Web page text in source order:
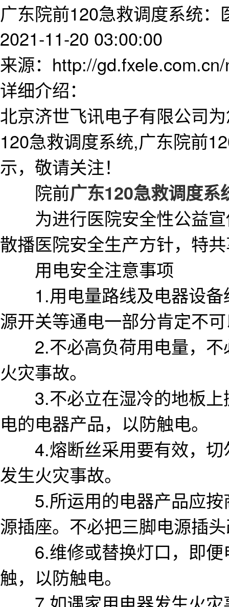
广东院前120急救调度系统：
2021-11-20 03:00:00
来源：http://
详细介绍：
北京济世飞讯电子有限公司
120急救调度系统,广东院前
示，敬请关注！
院前广东120急救调度系
为进行医院安全性公益宣
散播医院安全生产方针，特
用电安全注意事项
1.用电量路线及电器设备
源开关等通电一部分肯定不
2.不必高负荷用电量，不
火灾事故。
3.不必立在湿冷的地板上
电的电器产品，以防触电。
4.熔断丝采用要有效，切
发生火灾事故。
5.所运用的电器产品应按
源插座。不必把三脚电源插
6.维修或替换灯口，即便
触，以防触电。